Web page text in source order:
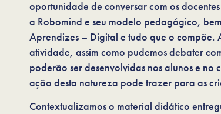
oportunidade de conversar com os
a Robomind e seu modelo pedagógico,
Aprendizes – Digital e tudo que o compõe.
atividade, assim como pudemos debater
poderão ser desenvolvidas nos alunos e
ação desta natureza pode trazer para as
Contextualizamos o material didático